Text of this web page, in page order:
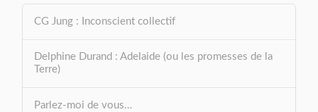
CG Jung : Inconscient collectif
Delphine Durand : Adelaide (ou les promesses de la
Terre)
Parlez-moi de vous…